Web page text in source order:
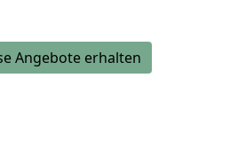
Angebote erhalten